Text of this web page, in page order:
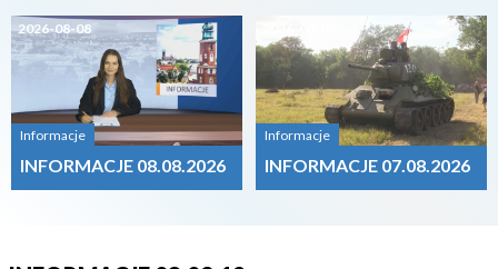
2026-08-08
Informacje
INFORMACJE 08.08.2026
Informacje
INFORMACJE 07.08.2026